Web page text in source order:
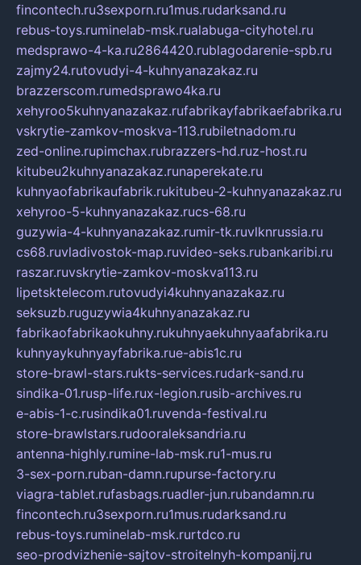
fincontech.ru3sexporn.ru1mus.rudarksand.ru
rebus-toys.ruminelab-msk.rualabuga-cityhotel.ru
medsprawo-4-ka.ru2864420.rublagodarenie-spb.ru
zajmy24.rutovudyi-4-kuhnyanazakaz.ru
brazzerscom.rumedsprawo4ka.ru
xehyroo5kuhnyanazakaz.rufabrikayfabrikaefabrika.ru
vskrytie-zamkov-moskva-113.rubiletnadom.ru
zed-online.rupimchax.rubrazzers-hd.ruz-host.ru
kitubeu2kuhnyanazakaz.runaperekate.ru
kuhnyaofabrikaufabrik.rukitubeu-2-kuhnyanazakaz.ru
xehyroo-5-kuhnyanazakaz.rucs-68.ru
guzywia-4-kuhnyanazakaz.rumir-tk.ruvlknrussia.ru
cs68.ruvladivostok-map.ruvideo-seks.rubankaribi.ru
raszar.ruvskrytie-zamkov-moskva113.ru
lipetsktelecom.rutovudyi4kuhnyanazakaz.ru
seksuzb.ruguzywia4kuhnyanazakaz.ru
fabrikaofabrikaokuhny.rukuhnyaekuhnyaafabrika.ru
kuhnyaykuhnyayfabrika.rue-abis1c.ru
store-brawl-stars.rukts-services.rudark-sand.ru
sindika-01.rusp-life.rux-legion.rusib-archives.ru
e-abis-1-c.rusindika01.ruvenda-festival.ru
store-brawlstars.rudooraleksandria.ru
antenna-highly.rumine-lab-msk.ru1-mus.ru
3-sex-porn.ruban-damn.rupurse-factory.ru
viagra-tablet.rufasbags.ruadler-jun.rubandamn.ru
fincontech.ru3sexporn.ru1mus.rudarksand.ru
rebus-toys.ruminelab-msk.rurtdco.ru
seo-prodvizhenie-sajtov-stroitelnyh-kompanij.ru